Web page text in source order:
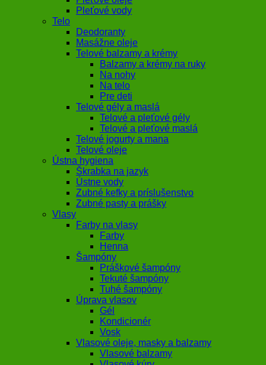
Pleťové vody
Telo
Deodoranty
Masážne oleje
Telové balzamy a krémy
Balzamy a krémy na ruky
Na nohy
Na telo
Pre deti
Telové gély a maslá
Telové a pleťové gély
Telové a pleťové maslá
Telové jogurty a mana
Telové oleje
Ústna hygiena
Škrabka na jazyk
Ústne vody
Zubné kefky a príslušenstvo
Zubné pasty a prášky
Vlasy
Farby na vlasy
Farby
Henna
Šampóny
Práškové šampóny
Tekuté šampóny
Tuhé šampóny
Úprava vlasov
Gél
Kondicionér
Vosk
Vlasové oleje, masky a balzamy
Vlasové balzamy